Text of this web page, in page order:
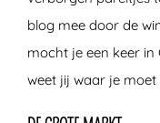
blog mee door de
mocht je een keer in
weet jij waar je moet